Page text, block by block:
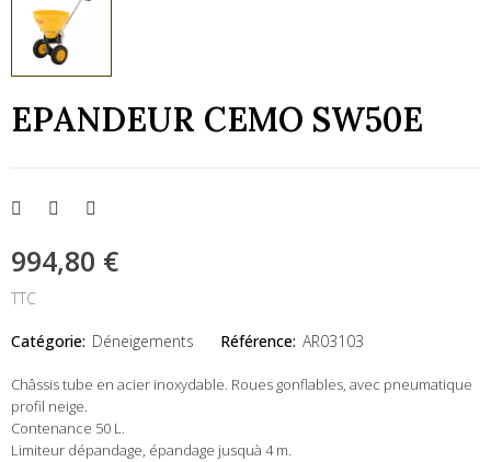
EPANDEUR CEMO SW50E
994,80 €
TTC
Catégorie: Déneigements Référence: AR03103
Châssis tube en acier inoxydable. Roues gonflables, avec pneumatique
profil neige.
Contenance 50 L.
Limiteur dépandage, épandage jusquà 4 m.